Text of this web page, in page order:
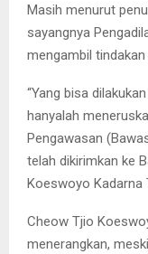
Masih menurut
sayangnya
mengambil tindakan
“Yang bisa
hanyalah
Pengawasan
telah dikirimkan ke
Koeswoyo Kadarna
Cheow Tjio
menerangkan,